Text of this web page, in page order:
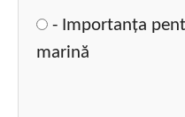
- Importanța
marină